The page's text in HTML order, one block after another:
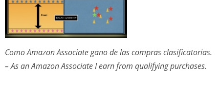
Como Amazon Associate gano de las compras clasificatorias.
– As an Amazon Associate I earn from qualifying purchases.